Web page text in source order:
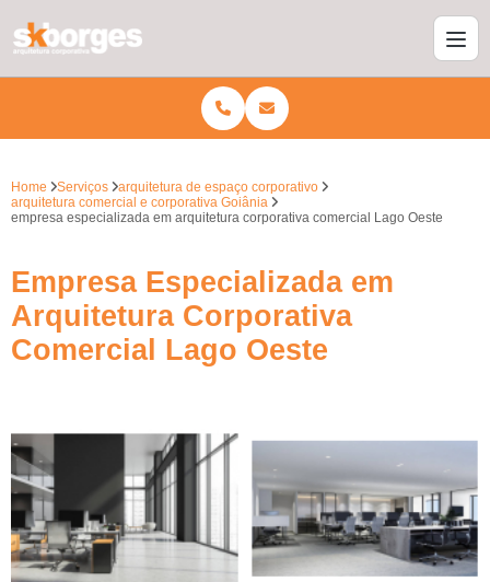
Home Serviços
arquitetura de espaço corporativo
arquitetura comercial e corporativa Goiânia
empresa especializada em arquitetura corporativa comercial Lago Oeste
Empresa Especializada em
Arquitetura Corporativa
Comercial Lago Oeste